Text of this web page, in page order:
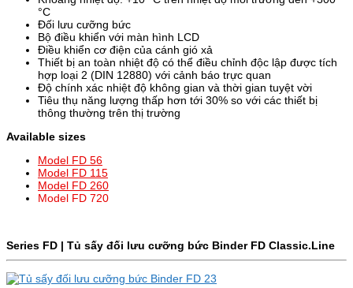
°C
Đối lưu cưỡng bức
Bộ điều khiển với màn hình LCD
Điều khiển cơ điện của cánh gió xả
Thiết bị an toàn nhiệt độ có thể điều chỉnh độc lập được tích
hợp loại 2 (DIN 12880) với cảnh báo trực quan
Độ chính xác nhiệt độ không gian và thời gian tuyệt vời
Tiêu thụ năng lượng thấp hơn tới 30% so với các thiết bị
thông thường trên thị trường
Available sizes
Model FD 56
Model FD 115
Model FD 260
Model FD 720
Series FD | Tủ sấy đối lưu cưỡng bức Binder FD Classic.Line